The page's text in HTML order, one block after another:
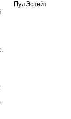
ПулЭстейт